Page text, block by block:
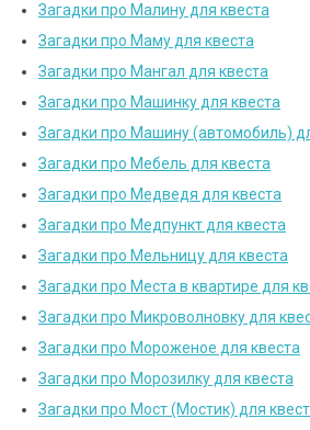
Загадки про Малину для квеста
Загадки про Маму для квеста
Загадки про Мангал для квеста
Загадки про Машинку для квеста
Загадки про Машину (автомобиль)
Загадки про Мебель для квеста
Загадки про Медведя для квеста
Загадки про Медпункт для квеста
Загадки про Мельницу для квеста
Загадки про Места в квартире для
Загадки про Микроволновку для
Загадки про Мороженое для квеста
Загадки про Морозилку для квеста
Загадки про Мост (Мостик) для